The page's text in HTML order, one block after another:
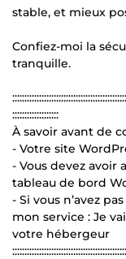
stable, et mieux
Confiez-moi la
tranquille.
:::::::::::::::::::
À savoir avant de
- Votre site
- Vous devez avoir
tableau de bord
- Si vous n’avez
mon service : Je
votre hébergeur